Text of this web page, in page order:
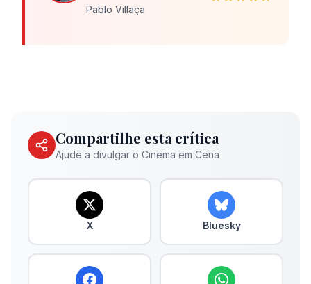
Pablo Villaça
Compartilhe esta crítica
Ajude a divulgar o Cinema em Cena
X Bluesky